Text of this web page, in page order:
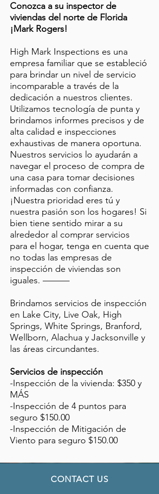
Conozca a su inspector de
viviendas del norte de Florida
¡Mark Rogers!
High Mark Inspections es una
empresa familiar que se estableció
para brindar un nivel de servicio
incomparable a través de la
dedicación a nuestros clientes.
Utilizamos tecnología de punta y
brindamos informes precisos y de
alta calidad e inspecciones
exhaustivas de manera oportuna.
Nuestros servicios lo ayudarán a
navegar el proceso de compra de
una casa para tomar decisiones
informadas con confianza.
¡Nuestra prioridad eres tú y
nuestra pasión son los hogares! Si
bien tiene sentido mirar a su
alrededor al comprar servicios
para el hogar, tenga en cuenta que
no todas las empresas de
inspección de viviendas son
iguales. ———
Brindamos servicios de inspección
en Lake City, Live Oak, High
Springs, White Springs, Branford,
Wellborn, Alachua y Jacksonville y
las áreas circundantes.
Servicios de inspección
-Inspección de la vivienda: $350 y
MÁS
-Inspección de 4 puntos para
seguro $150.00
-Inspección de Mitigación de
Viento para seguro $150.00
CONTACT US